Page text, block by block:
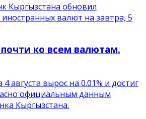
Кыргызстана обновил
валют на завтра, 5
ко всем валютам.
августа вырос на 0.01% и достиг
официальным данным
Кыргызстана.